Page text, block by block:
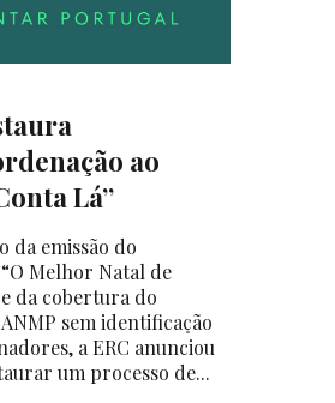
ao
Lá”
da emissão do
Melhor Natal de
da cobertura do
sem identificação
a ERC anunciou
um processo de...